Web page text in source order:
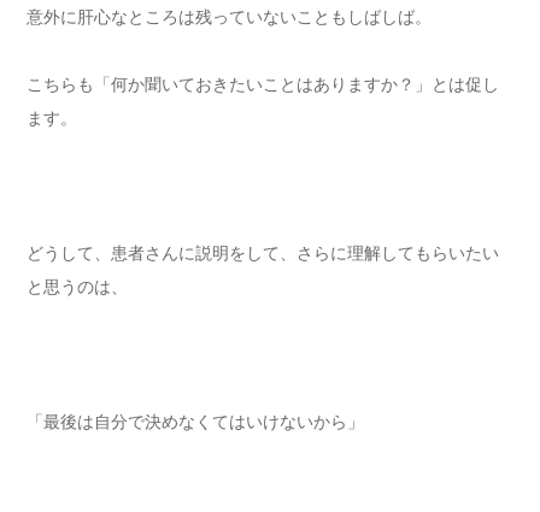
意外に肝心なところは残っていないこともしばしば。
こちらも「何か聞いておきたいことはありますか？」とは促し
ます。
どうして、患者さんに説明をして、さらに理解してもらいたい
と思うのは、
「最後は自分で決めなくてはいけないから」